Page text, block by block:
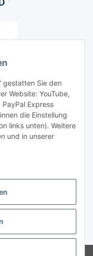
gestatten Sie den
Website: YouTube,
Express
die Einstellung
links unten). Weitere
und in unserer
zzgl.